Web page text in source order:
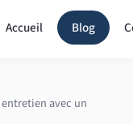
Accueil Blog
avec un